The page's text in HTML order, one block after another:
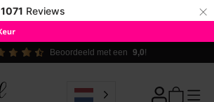
1071 Reviews ×
Beoordeeld met een 9,0!